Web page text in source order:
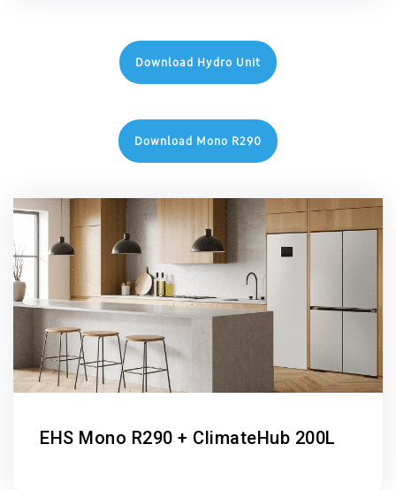
Download Hydro Unit
Download Mono R290
EHS Mono R290 + ClimateHub 200L